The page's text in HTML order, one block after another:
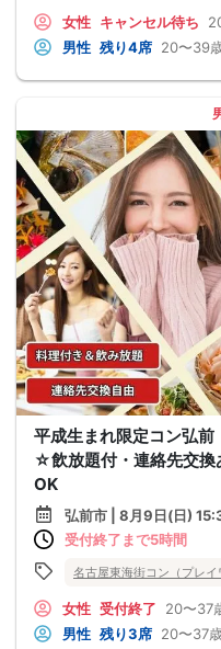
女性 キャンセル待ち
男性 残り4席 20〜39
平成生まれ限定コン弘
☆飲放題付・連絡先交換
OK
弘前市 | 8月9日(日)
受付終了まで5時間
名古屋東海街コン（プレイ
女性 受付終了 20〜37
男性 残り3席 20〜37